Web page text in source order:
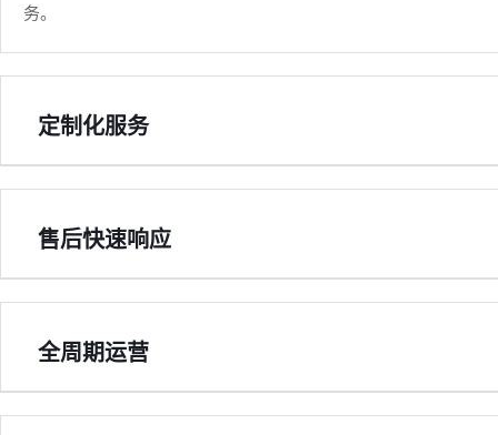
务。
定制化服务
售后快速响应
全周期运营